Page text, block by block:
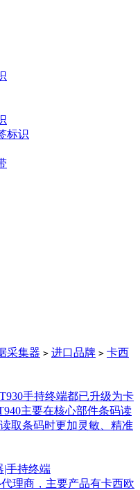
标识
采集器 > 进口品牌 > 卡西
手持终端都已升级为卡
主要在核心部件条码读
取条码时更加灵敏、精准
理商，主要产品有卡西欧